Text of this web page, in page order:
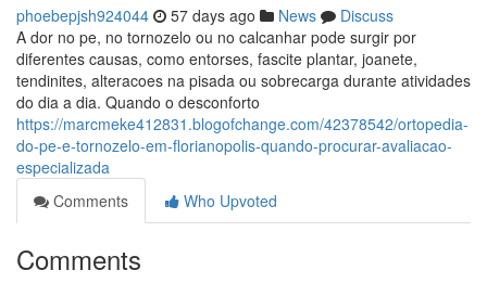
phoebepjsh924044 57 days ago News
Discuss
A dor no pe, no tornozelo ou no calcanhar pode surgir por
diferentes causas, como entorses, fascite plantar, joanete,
tendinites, alteracoes na pisada ou sobrecarga durante atividades
do dia a dia. Quando o desconforto
https://marcmeke412831.blogofchange.com/42378542/ortopedia-
do-pe-e-tornozelo-em-florianopolis-quando-procurar-avaliacao-
especializada
Comments
Who Upvoted
Comments